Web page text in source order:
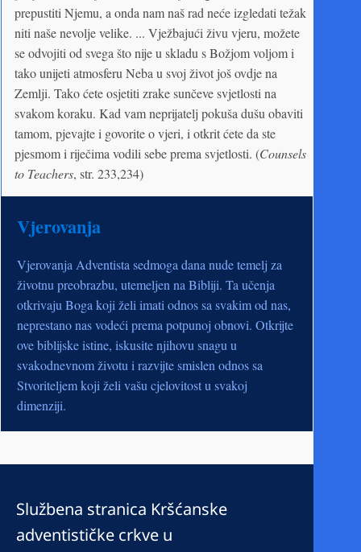
prepustiti Njemu, a onda nam naš rad neće izgledati težak
niti naše nevolje velike. ... Vježbajući živu vjeru, možete
se odvojiti od svega što nije u skladu s Božjom voljom i
tako unijeti atmosferu Neba u svoj život još ovdje na
Zemlji. Tako ćete osjetiti zrake sunčeve svjetlosti na
svakom koraku. Kad vam neprijatelj pokuša dušu obaviti
tamom, pjevajte i govorite o vjeri, i otkrit ćete da ste
pjesmom i riječima vodili sebe prema svjetlosti. (Counsels
to Teachers, str. 233,234)
Vjerovanja
Vjerovanja Adventista sedmoga dana nude temelj za
životnu preobrazbu, utemeljen na Bibliji. Ta učenja
otkrivaju Boga koji želi imati odnos sa svakim od nas,
neprestano nas vodeći prema potpunoj obnovi. Otkrijte
ove biblijske istine, iskusite njihovu snagu u
svakodnevnom životu i razvijte smislen odnos sa
Stvoriteljem koji želi vašu cjelovitost u svakoj
dimenziji.
Službena stranica Kršćanske
adventističke crkve u